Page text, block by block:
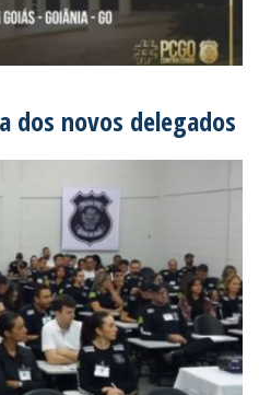
dos novos delegados